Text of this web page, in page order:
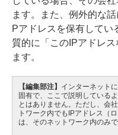
ます。また、例外的な
Pアドレスを保有してい
質的に「このIPアドレ
ます。
【編集部注】 インターネット
固有で、ここで説明している
とはありません。ただし、会
トワーク内でもIPアドレス（
は、そのネットワーク内のみで